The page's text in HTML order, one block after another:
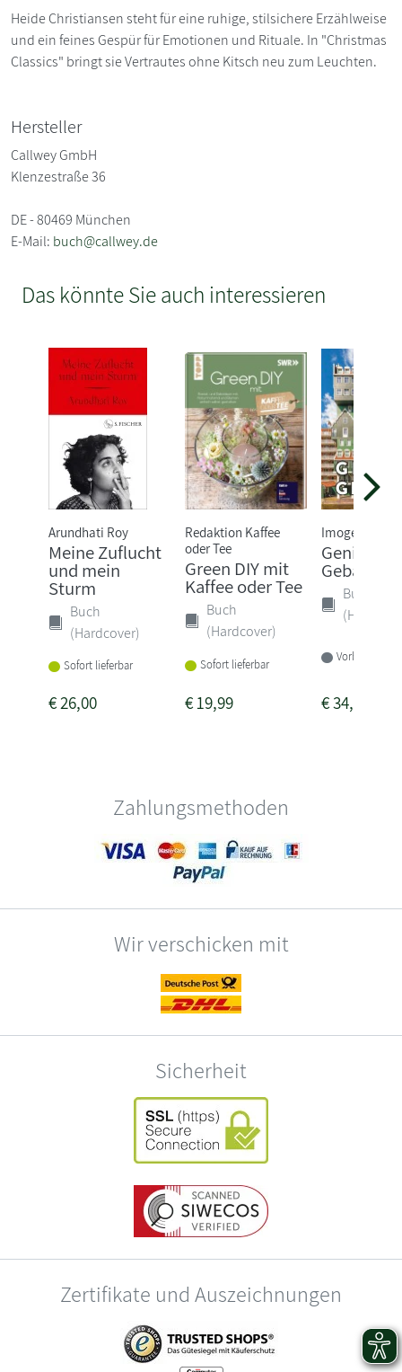
Heide Christiansen steht für eine ruhige, stilsichere Erzählweise
und ein feines Gespür für Emotionen und Rituale. In "Christmas
Classics" bringt sie Vertrautes ohne Kitsch neu zum Leuchten.
Hersteller
Callwey GmbH
Klenzestraße 36
DE - 80469 München
E-Mail: buch@callwey.de
Das könnte Sie auch interessieren
Arundhati Roy
Meine Zuflucht
und mein
Sturm
Buch
(Hardcover)
Sofort lieferbar
€26,00
Redaktion Kaffee
oder Tee
Green DIY mit
Kaffee oder Tee
Buch
(Hardcover)
Sofort lieferbar
€19,99
Imogen Fortes
Geniale
Gebäude
Buch
Vorbestellbar
€34,00
Zahlungsmethoden
Wir verschicken mit
Sicherheit
Zertifikate und Auszeichnungen